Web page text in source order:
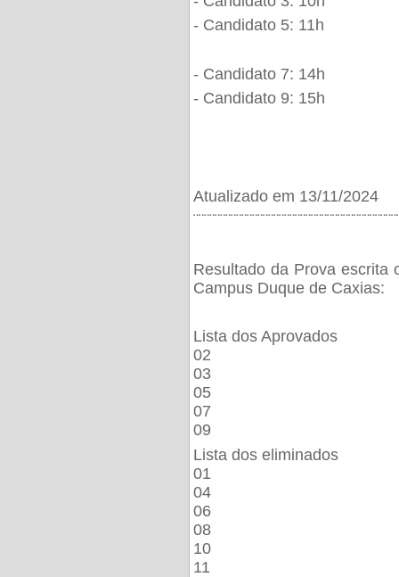
- Candidato 5: 11h
- Candidato 7: 14h
- Candidato 9: 15h
Atualizado em 13/11/2024
Resultado da Prova escrita
Campus Duque de Caxias:
Lista dos Aprovados
02
03
05
07
09
Lista dos eliminados
01
04
06
08
10
11